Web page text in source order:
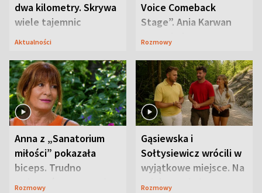
dwa kilometry. Skrywa
wiele tajemnic
Aktualności
Voice Comeback
Stage”. Ania Karwan
zapowiada
Rozmowy
Anna z „Sanatorium
miłości” pokazała
biceps. Trudno
uwierzyć, co przeszła
Rozmowy
Gąsiewska i
Sołtysiewicz wrócili w
wyjątkowe miejsce. Na
szlaku czekał
Rozmowy